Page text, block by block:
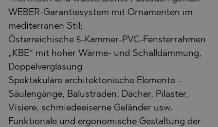
WEBER-Garantiesystem mit Ornamenten im
mediterranen Stil;
Österreichische 5-Kammer-PVC-Fensterrahmen
„KBE“ mit hoher Wärme- und Schalldämmung,
Doppelverglasung
Spektakuläre architektonische Elemente –
Säulengänge, Balustraden, Dächer, Pilaster,
Visiere, schmiedeeiserne Geländer usw.
Funktionale und ergonomische Gestaltung der